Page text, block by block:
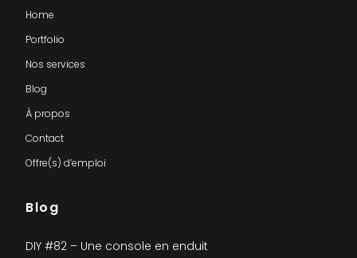
Home
Portfolio
Nos services
Blog
À propos
Contact
Offre(s) d’emploi
Blog
DIY #82 – Une console en enduit